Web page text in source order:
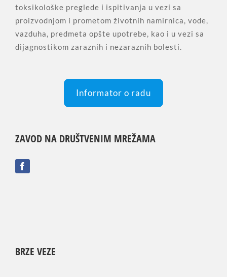
toksikološke preglede i ispitivanja u vezi sa
proizvodnjom i prometom životnih namirnica, vode,
vazduha, predmeta opšte upotrebe, kao i u vezi sa
dijagnostikom zaraznih i nezaraznih bolesti.
Informator o radu
ZAVOD NA DRUŠTVENIM MREŽAMA
BRZE VEZE